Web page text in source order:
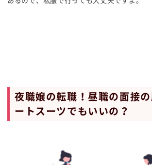
夜職嬢の転職！昼職の面接
ートスーツでもいいの？